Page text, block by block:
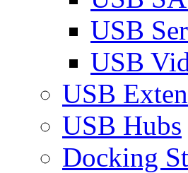
USB
USB
USB
USB Hubs
Docking